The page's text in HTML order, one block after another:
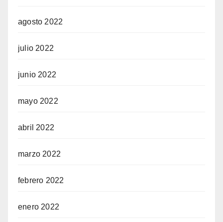
agosto 2022
julio 2022
junio 2022
mayo 2022
abril 2022
marzo 2022
febrero 2022
enero 2022